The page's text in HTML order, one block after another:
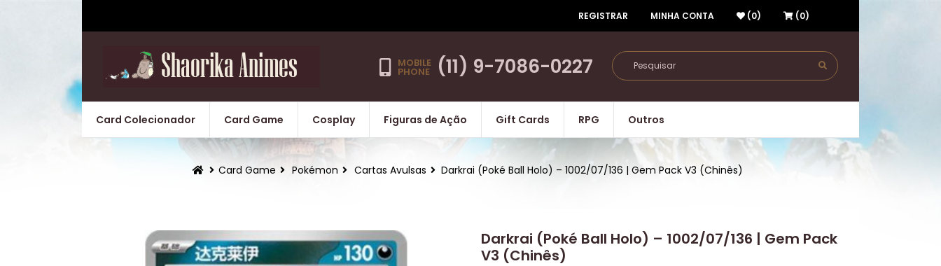
REGISTRAR MINHA CONTA (0) (0)
MOBILE
PHONE (11) 9-7086-0227
Card Colecionador Card Game Cosplay Figuras de Ação Gift Cards RPG Outros
Card Game Pokémon Cartas Avulsas Darkrai (Poké Ball Holo) – 1002/07/136 | Gem Pack V3 (Chinês)
Darkrai (Poké Ball Holo) – 1002/07/136 | Gem Pack
V3 (Chinês)